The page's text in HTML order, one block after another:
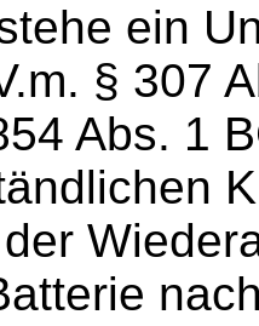
ein
§ 307
Abs. 1